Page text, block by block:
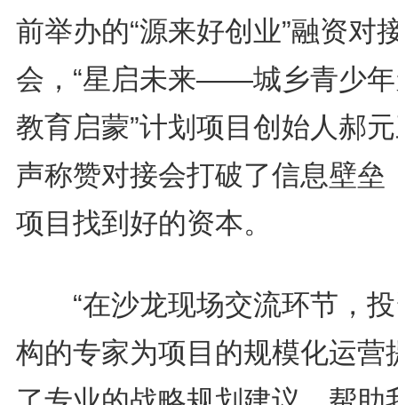
前举办的“源来好创业”融资对
会，“星启未来——城乡青少
教育启蒙”计划项目创始人郝
声称赞对接会打破了信息壁垒
项目找到好的资本。
“在沙龙现场交流环节，投
构的专家为项目的规模化运营